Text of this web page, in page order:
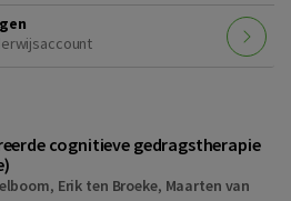
cognitieve gedragstherapie
, Erik ten Broeke, Maarten van